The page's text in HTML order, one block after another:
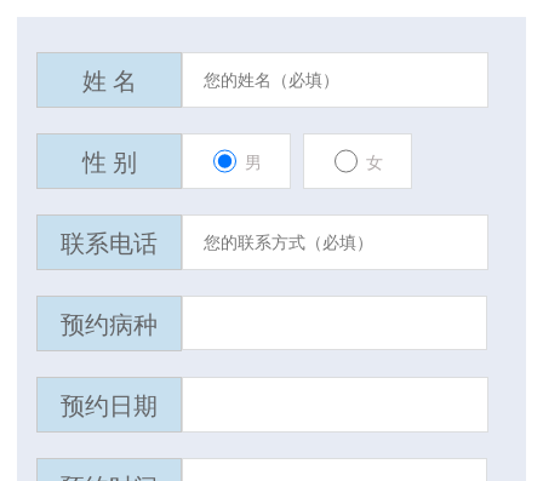
姓 名
性 别 男 女
联系电话
预约病种
预约日期